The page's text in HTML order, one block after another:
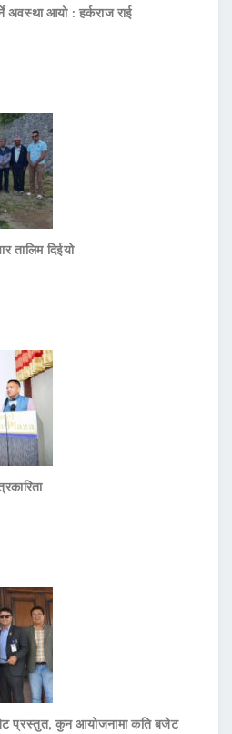
अवस्था आयो : हर्कराज राई
तालिम दिईयो
प्रस्तुत, कुन आयोजनामा कति बजेट